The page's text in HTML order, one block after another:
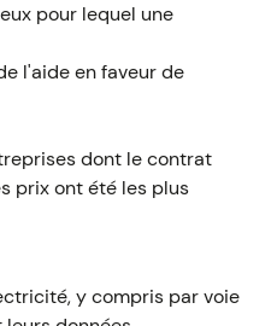
pour lequel une
l'aide en faveur de
dont le contrat
prix ont été les plus
y compris par voie